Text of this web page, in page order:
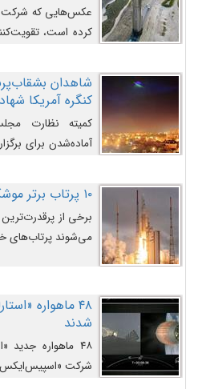
عکس‌هایی که شرکت
کرده است،
شاهدان
کنگره آمریکا
کمیته نظارت
آماده‌شدن برای
می‌دانند، است و
در مقابل آنها۱۰ پرتاب برتر موشک آریان ۵ در تمام ادوار
برخی از
می‌شوند پرتاب‌های
۴۸ ماهواره
شدند
۴۸ ماهواره
شرکت «اسپیس‌ایکس»